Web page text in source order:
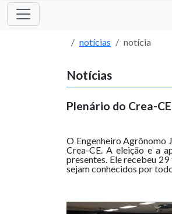
notícias notícia
Notícias
Plenário do Crea-
O Engenheiro Agrônomo
Crea-CE. A eleição e a
presentes. Ele recebeu
sejam conhecidos por